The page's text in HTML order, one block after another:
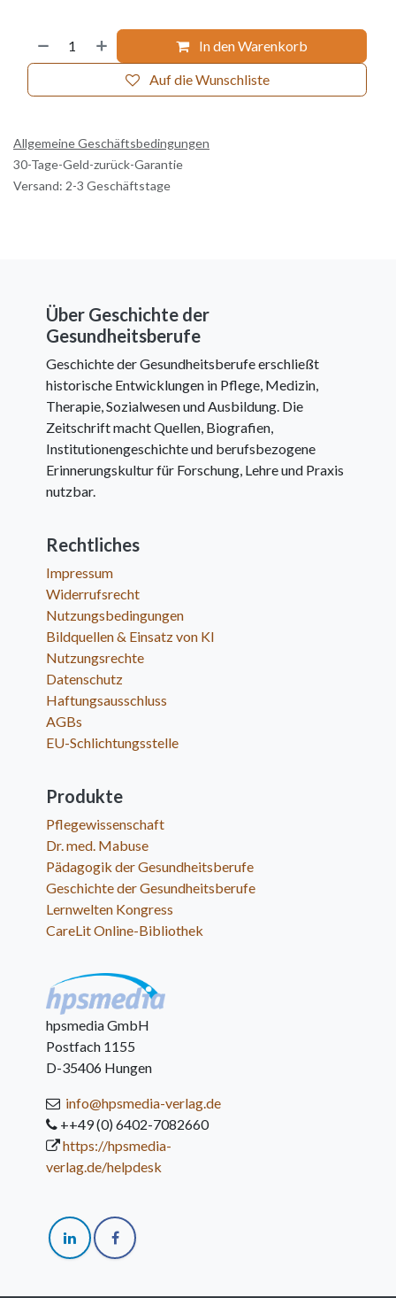
In den Warenkorb
Auf die Wunschliste
Allgemeine Geschäftsbedingungen
30-Tage-Geld-zurück-Garantie
Versand: 2-3 Geschäftstage
Über Geschichte der
Gesundheitsberufe
Geschichte der Gesundheitsberufe erschließt
historische Entwicklungen in Pflege, Medizin,
Therapie, Sozialwesen und Ausbildung. Die
Zeitschrift macht Quellen, Biografien,
Institutionengeschichte und berufsbezogene
Erinnerungskultur für Forschung, Lehre und Praxis
nutzbar.
Rechtliches
Impressum
Widerrufsrecht
Nutzungsbedingungen
Bildquellen & Einsatz von KI
Nutzungsrechte
Datenschutz
Haftungsausschluss
AGBs
EU-Schlichtungsstelle
Produkte
Pflegewissenschaft
Dr. med. Mabuse
Pädagogik der Gesundheitsberufe
Geschichte der Gesundheitsberufe
Lernwelten Kongress
CareLit Online-Bibliothek
hpsmedia GmbH
Postfach 1155
D-35406 Hungen
info@hpsmedia-verlag.de
++49 (0) 6402-7082660
https://hpsmedia-
verlag.de/helpdesk